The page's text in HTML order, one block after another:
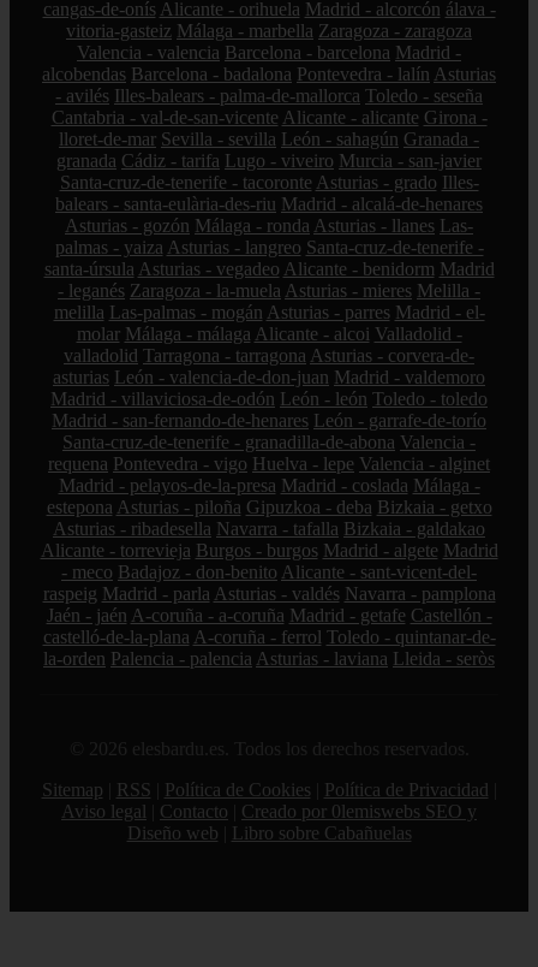
cangas-de-onís Alicante - orihuela Madrid - alcorcón álava -
vitoria-gasteiz Málaga - marbella Zaragoza - zaragoza
Valencia - valencia Barcelona - barcelona Madrid -
alcobendas Barcelona - badalona Pontevedra - lalín Asturias
- avilés Illes-balears - palma-de-mallorca Toledo - seseña
Cantabria - val-de-san-vicente Alicante - alicante Girona -
lloret-de-mar Sevilla - sevilla León - sahagún Granada -
granada Cádiz - tarifa Lugo - viveiro Murcia - san-javier
Santa-cruz-de-tenerife - tacoronte Asturias - grado Illes-
balears - santa-eulària-des-riu Madrid - alcalá-de-henares
Asturias - gozón Málaga - ronda Asturias - llanes Las-
palmas - yaiza Asturias - langreo Santa-cruz-de-tenerife -
santa-úrsula Asturias - vegadeo Alicante - benidorm Madrid
- leganés Zaragoza - la-muela Asturias - mieres Melilla -
melilla Las-palmas - mogán Asturias - parres Madrid - el-
molar Málaga - málaga Alicante - alcoi Valladolid -
valladolid Tarragona - tarragona Asturias - corvera-de-
asturias León - valencia-de-don-juan Madrid - valdemoro
Madrid - villaviciosa-de-odón León - león Toledo - toledo
Madrid - san-fernando-de-henares León - garrafe-de-torío
Santa-cruz-de-tenerife - granadilla-de-abona Valencia -
requena Pontevedra - vigo Huelva - lepe Valencia - alginet
Madrid - pelayos-de-la-presa Madrid - coslada Málaga -
estepona Asturias - piloña Gipuzkoa - deba Bizkaia - getxo
Asturias - ribadesella Navarra - tafalla Bizkaia - galdakao
Alicante - torrevieja Burgos - burgos Madrid - algete Madrid
- meco Badajoz - don-benito Alicante - sant-vicent-del-
raspeig Madrid - parla Asturias - valdés Navarra - pamplona
Jaén - jaén A-coruña - a-coruña Madrid - getafe Castellón -
castelló-de-la-plana A-coruña - ferrol Toledo - quintanar-de-
la-orden Palencia - palencia Asturias - laviana Lleida - seròs
© 2026 elesbardu.es. Todos los derechos reservados.
Sitemap
RSS Política de Cookies Política de Privacidad
Aviso legal
Contacto
Creado por 0lemiswebs SEO y
Diseño web
Libro sobre Cabañuelas